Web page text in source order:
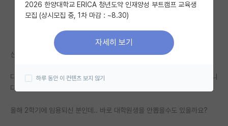
미국 유학 게시판
미국 대학원 합격 후기 게시판
대학원생 모집 게시판
연구실(PI) 홍보 게시판
석박사 채용 정보 게시판
신임교수님과 면담이 잡혔는데
다만 모든것에 앞서는 걱정은 대학원생 자체를 내년 전기에 뽑지 않는것입니
다
올해 2학기에 임용되신 분인데.. 바로 대학원생을 안뽑을수도 있을까요?
2026 한양대학교 ERICA 청년도약 인재양성 부트캠프 교육생
모집 (상시모집 중, 1차 마감 : ~8.30)
자세히 보기
하루 동안 이 컨텐츠 보지 않기